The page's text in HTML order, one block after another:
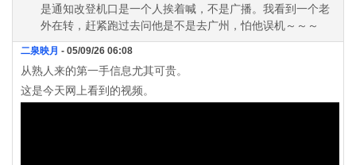
是通知改登机口是一个人挨着喊，不是广播。我看到一个老
外在转，赶紧跑过去问他是不是去广州，怕他误机～～～
二泉映月 - 05/09/26 06:08
从熟人来的第一手信息尤其可贵。
这是今天网上看到的视频。